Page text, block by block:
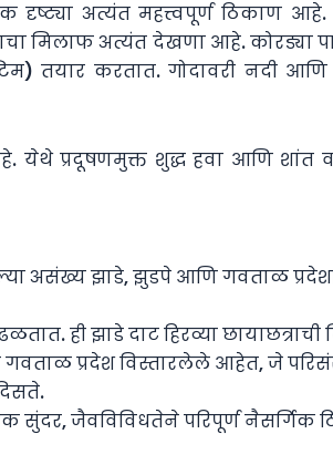
दृष्ट्या अत्यंत महत्त्वपूर्ण ठिकाण
मिलाफ अत्यंत देखणा आहे. कोरड्या
तयार करतात. गोदावरी नदी आणि
येथे प्रदूषणमुक्त शुद्ध हवा आणि शांत
असंख्य झाडे, झुडपे आणि गवताळ
ही झाडे दाट हिरव्या छायाछत्राची
प्रदेश विस्तारलेले आहेत, जे
सुंदर, जैवविविधतेने परिपूर्ण नैसर्गिक